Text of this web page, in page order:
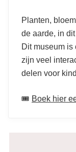
Planten,
de aarde, in
Dit museum is
zijn veel
delen voor
🎟️ Boek hier